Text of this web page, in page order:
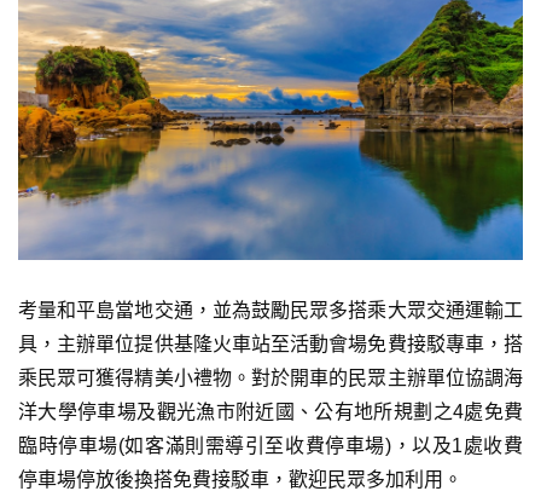
考量和平島當地交通，並為鼓勵民眾多搭乘大眾交通運輸工
具，主辦單位提供基隆火車站至活動會場免費接駁專車，搭
乘民眾可獲得精美小禮物。對於開車的民眾主辦單位協調海
洋大學停車場及觀光漁市附近國、公有地所規劃之4處免費
臨時停車場(如客滿則需導引至收費停車場)，以及1處收費
停車場停放後換搭免費接駁車，歡迎民眾多加利用。